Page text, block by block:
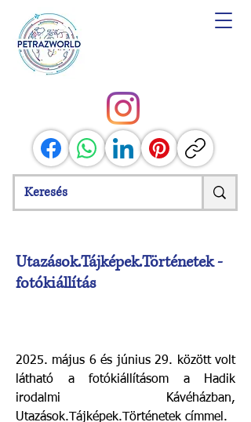
Utazások.Tájképek.Történetek -
fotókiállítás
2025. május 6 és június 29. között volt
látható a fotókiállításom a Hadik
irodalmi Kávéházban,
Utazások.Tájképek.Történetek címmel.